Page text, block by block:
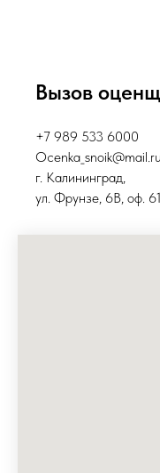
Вызов
+7 989 533 6000
Ocenka_snoik@mail.ru
г. Калининград,
ул. Фрунзе, 6В, оф.